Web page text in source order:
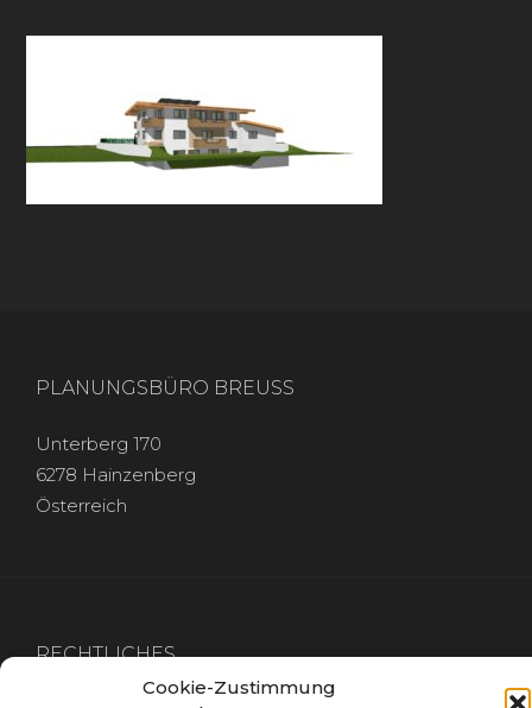
Cookie-Zustimmung
PLANUNGSBÜRO BREUSS
Unterberg 170
6278 Hainzenberg
Österreich
RECHTLICHES